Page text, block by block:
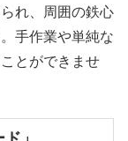
れ、周囲の鉄心
手作業や単純な
とができませ